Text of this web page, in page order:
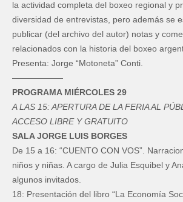
la actividad completa del boxeo regional y
diversidad de entrevistas, pero además se
publicar (del archivo del autor) notas y
relacionados con la historia del boxeo
Presenta: Jorge “Motoneta” Conti.
——————
PROGRAMA MIÉRCOLES 29
A LAS 15: APERTURA DE LA FERIA AL
ACCESO LIBRE Y GRATUITO
SALA JORGE LUIS BORGES
De 15 a 16: “CUENTO CON VOS”.
niños y niñas. A cargo de Julia Esquibel y
algunos invitados.
18: Presentación del libro “La Economía